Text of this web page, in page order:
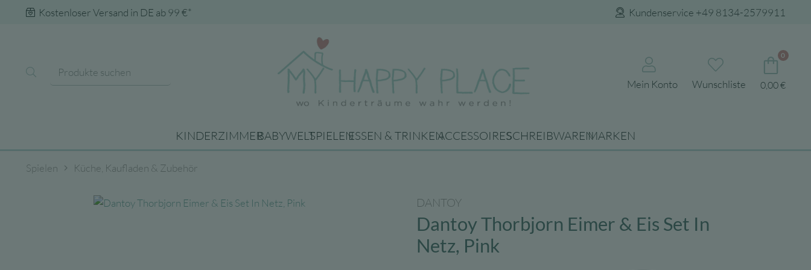
Kostenloser Versand in DE ab 99 €* Kundenservice +49 8134-2579911
Mein Konto Wunschliste
0
0,00€
KINDERZIMMERBABYWELTSPIELENESSEN & TRINKENACCESSOIRESSCHREIBWARENMARKEN
Spielen Küche, Kaufladen & Zubehör
DANTOY
Dantoy Thorbjorn Eimer & Eis Set In
Netz, Pink